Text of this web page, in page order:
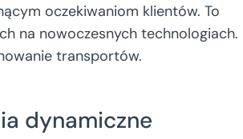
oczekiwaniom klientów. To
na nowoczesnych technologiach.
transportów.
dynamiczne